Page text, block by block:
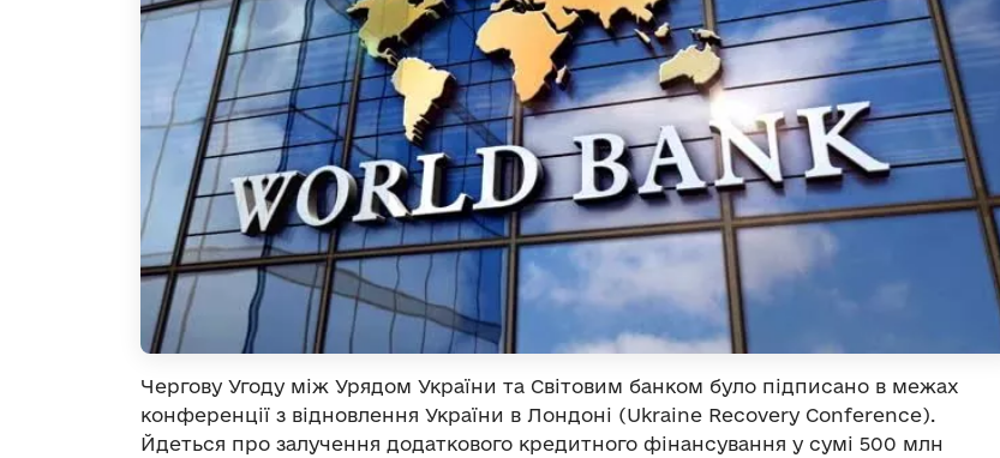
Чергову Угоду між Урядом України та Світовим банком було підписано в межах
конференції з відновлення України в Лондоні (Ukraine Recovery Conference).
Йдеться про залучення додаткового кредитного фінансування у сумі 500 млн